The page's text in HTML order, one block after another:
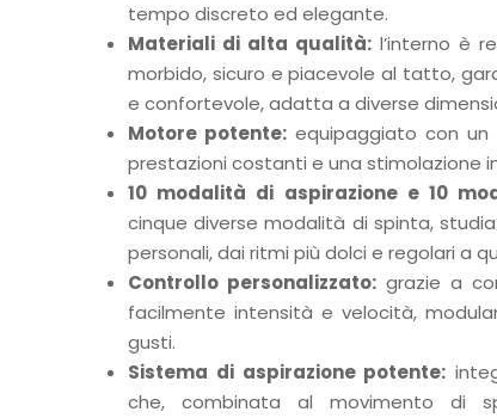
tempo discreto ed elegante.
Materiali di alta qualità: l’interno è
morbido, sicuro e piacevole al tatto,
e confortevole, adatta a diverse
Motore potente: equipaggiato con
prestazioni costanti e una stimolazione
10 modalità di aspirazione e 10
cinque diverse modalità di spinta,
personali, dai ritmi più dolci e regolari a
Controllo personalizzato: grazie a
facilmente intensità e velocità,
gusti.
Sistema di aspirazione potente:
che, combinata al movimento di